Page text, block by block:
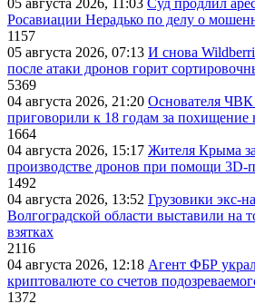
05 августа 2026, 11:03 Суд продлил
Росавиации Нерадько по делу о
1157
05 августа 2026, 07:13 И снова
после атаки дронов горит
5369
04 августа 2026, 21:20 Основателя
приговорили к 18 годам за похищение
1664
04 августа 2026, 15:17 Жителя Крыма
производстве дронов при помощи
1492
04 августа 2026, 13:52 Грузовики экс-
Волгоградской области выставили на
взятках
2116
04 августа 2026, 12:18 Агент ФБР
криптовалюте со счетов
1372